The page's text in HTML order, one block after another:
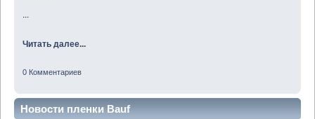
...
Читать далее...
0 Комментариев
Новости пленки Bauf